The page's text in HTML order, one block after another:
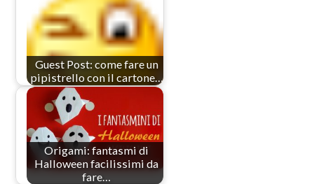
Guest Post: come fare un
pipistrello con il cartone…
Origami: fantasmi di
Halloween facilissimi da
fare…